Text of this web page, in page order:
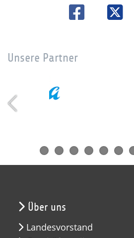
Unsere Partner
Über uns
Landesvorstand